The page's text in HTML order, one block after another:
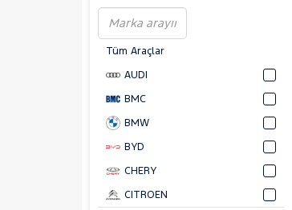
Tüm Araçlar
AUDI
BMC
BMW
BYD
CHERY
CITROEN